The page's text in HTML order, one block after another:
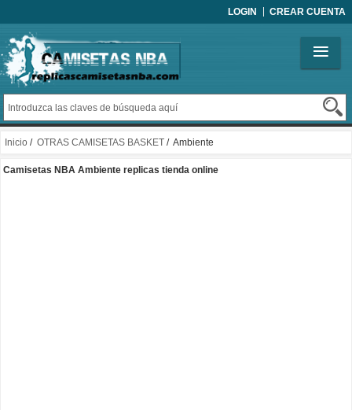
LOGIN CREAR CUENTA
Inicio / OTRAS CAMISETAS BASKET / Ambiente
Camisetas NBA Ambiente replicas tienda online